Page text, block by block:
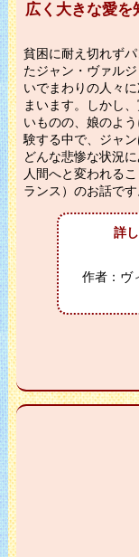
広く大きな愛を
貧困に耐え切れず
たジャン・ヴァル
いでまわりの人々
まいます。しかし
いものの、娘のよ
験する中で、ジャ
どんな悲惨な状況
人間へと変われる
ランス）のお話です
詳
作者：ヴ